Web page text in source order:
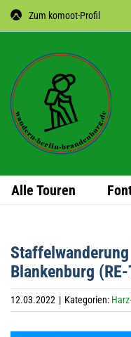
Zum komoot-Profil
Alle Tou­ren
Blan­ken­burg
12.03.2022 | Kategorien: